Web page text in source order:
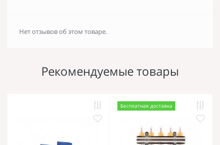
Нет отзывов об этом товаре.
Рекомендуемые товары
Бесплатная доставка